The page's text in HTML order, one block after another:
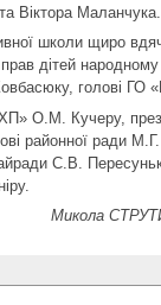
Віктора Маланчука.
школи щиро
дітей
голові ГО
О.М. Кучеру,
районної ради
С.В.
Микола